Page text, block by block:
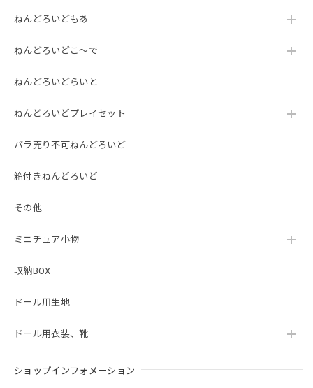
ねんどろいどもあ
ねんどろいどこ～で
ねんどろいどらいと
ねんどろいどプレイセット
バラ売り不可ねんどろいど
箱付きねんどろいど
その他
ミニチュア小物
収納BOX
ドール用生地
ドール用衣装、靴
ショップインフォメーション